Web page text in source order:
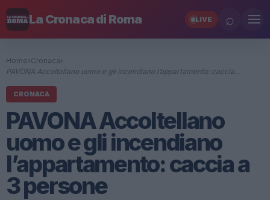
La Cronaca di Roma LIVE ⌕
Home› Cronaca›
PAVONA Accoltellano uomo e gli incendiano l’appartamento: caccia…
CRONACA
PAVONA Accoltellano
uomo e gli incendiano
l’appartamento: caccia a
3 persone